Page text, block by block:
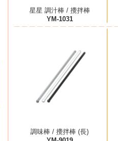
星星 調汁棒 / 攪拌棒
YM-1031
調味棒 / 攪拌棒 (長)